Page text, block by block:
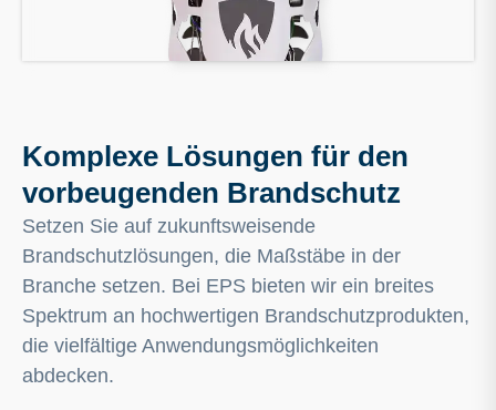
Komplexe Lösungen für den
vorbeugenden Brandschutz
Setzen Sie auf zukunftsweisende
Brandschutzlösungen, die Maßstäbe in der
Branche setzen. Bei EPS bieten wir ein breites
Spektrum an hochwertigen Brandschutzprodukten,
die vielfältige Anwendungsmöglichkeiten
abdecken.